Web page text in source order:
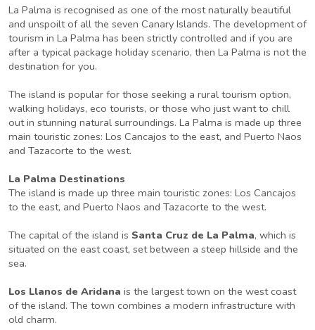
La Palma is recognised as one of the most naturally beautiful
and unspoilt of all the seven Canary Islands. The development of
tourism in La Palma has been strictly controlled and if you are
after a typical package holiday scenario, then La Palma is not the
destination for you.
The island is popular for those seeking a rural tourism option,
walking holidays, eco tourists, or those who just want to chill
out in stunning natural surroundings. La Palma is made up three
main touristic zones: Los Cancajos to the east, and Puerto Naos
and Tazacorte to the west.
La Palma Destinations
The island is made up three main touristic zones: Los Cancajos
to the east, and Puerto Naos and Tazacorte to the west.
The capital of the island is Santa Cruz de La Palma, which is
situated on the east coast, set between a steep hillside and the
sea.
Los Llanos de Aridana is the largest town on the west coast
of the island. The town combines a modern infrastructure with
old charm.